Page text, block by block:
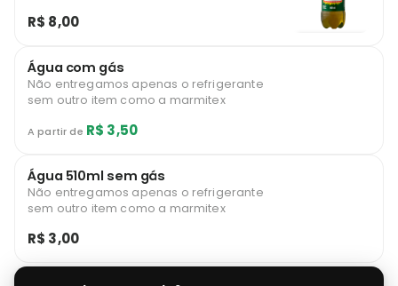
R$ 8,00
Água com gás
Não entregamos apenas o refrigerante
sem outro item como a marmitex
A partir de R$ 3,50
Água 510ml sem gás
Não entregamos apenas o refrigerante
sem outro item como a marmitex
R$ 3,00